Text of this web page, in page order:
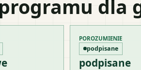
dla
POROZUMIENIE
podpisane
podpisane